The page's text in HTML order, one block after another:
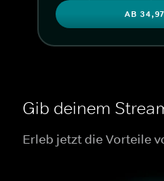
AB
Gib deinem
Erleb jetzt die Vorteile